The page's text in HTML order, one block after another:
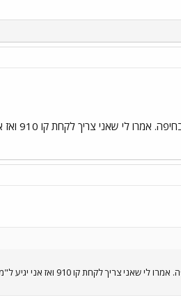
אני
אני צריך להגיע מהתחנה מרכזית